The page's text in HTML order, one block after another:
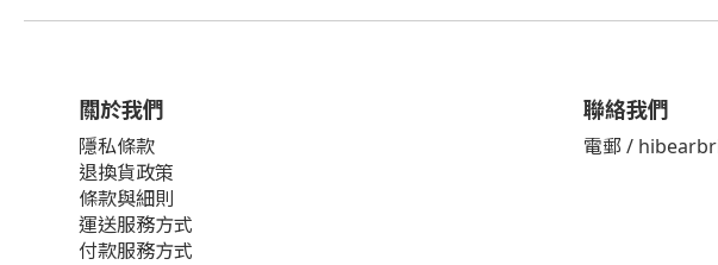
關於我們
隱私條款
退換貨政策
條款與細則
運送服務方式
付款服務方式
聯絡我們
電郵 /